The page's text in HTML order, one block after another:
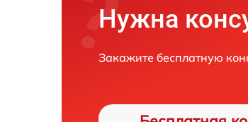
Нужна
Закажите бесплатную